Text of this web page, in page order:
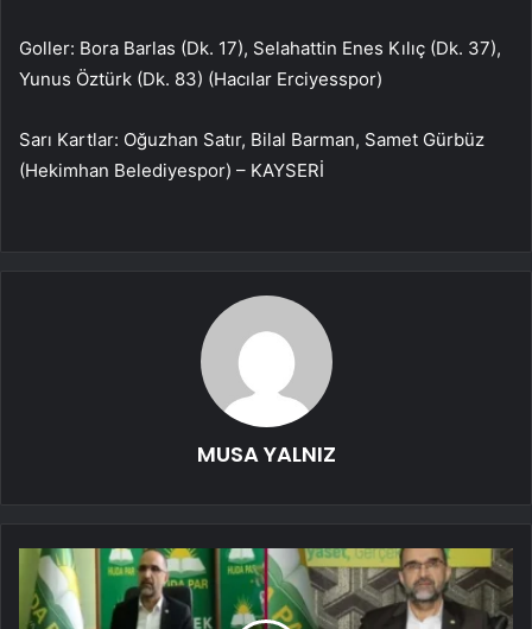
Goller: Bora Barlas (Dk. 17), Selahattin Enes Kılıç (Dk. 37),
Yunus Öztürk (Dk. 83) (Hacılar Erciyesspor)
Sarı Kartlar: Oğuzhan Satır, Bilal Barman, Samet Gürbüz
(Hekimhan Belediyespor) – KAYSERİ
MUSA YALNIZ